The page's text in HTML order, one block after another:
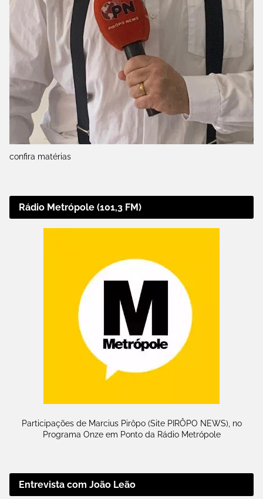
confira matérias
Rádio Metrópole (101,3 FM)
Participações de Marcius Pirôpo (Site PIRÔPO NEWS), no
Programa Onze em Ponto da Rádio Metrópole
Entrevista com João Leão